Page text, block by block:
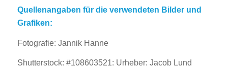
Quellenangaben für die verwendeten Bilder und
Grafiken:
Fotografie: Jannik Hanne
Shutterstock: #108603521: Urheber: Jacob Lund